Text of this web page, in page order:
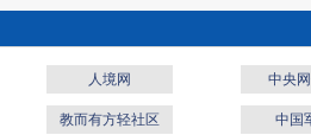
人境网 中央
教而有方轻社区 中国